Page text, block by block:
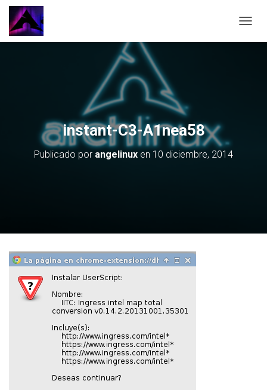
instant-C3-A1nea58
Publicado por angelinux en 10 diciembre, 2014